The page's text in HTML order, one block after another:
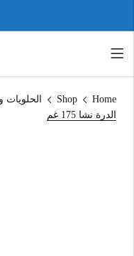
Home
Shop
الدرة نشا 175 غم